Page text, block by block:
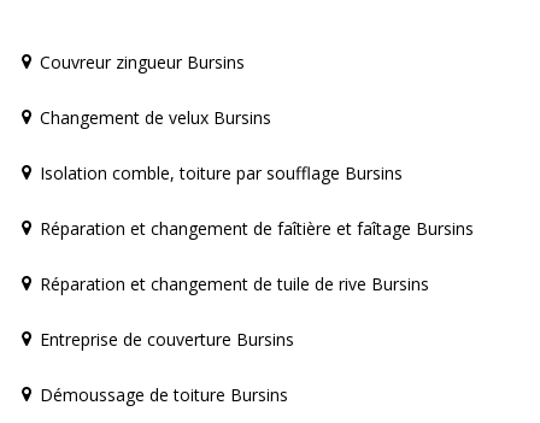
Couvreur zingueur Bursins
Changement de velux Bursins
Isolation comble, toiture par soufflage Bursins
Réparation et changement de faîtière et faîtage Bursins
Réparation et changement de tuile de rive Bursins
Entreprise de couverture Bursins
Démoussage de toiture Bursins